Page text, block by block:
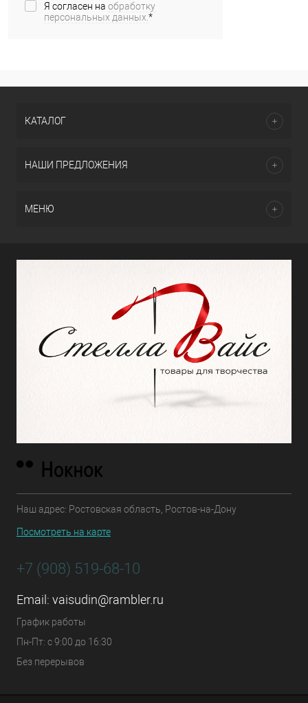
Я согласен на обработку
персональных данных. *
КАТАЛОГ
НАШИ ПРЕДЛОЖЕНИЯ
МЕНЮ
Наш адрес: Ростовская область, Ростов-на-Дону
Посмотреть на карте
+7 (908) 519-68-10
Email: vaisudin@rambler.ru
График работы
Пн-Пт: с 9:00 до 16:30
Без перерывов